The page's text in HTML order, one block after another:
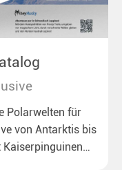
Polarwelten für
von Antarktis bis
Kaiserpinguinen